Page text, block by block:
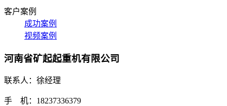
客户案例
成功案例
视频案例
河南省矿起起重机有限公司
联系人：徐经理
手 机：18237336379